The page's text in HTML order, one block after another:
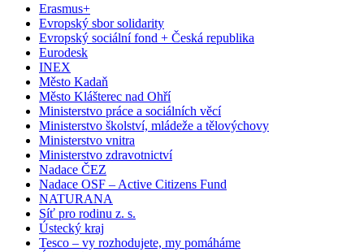
Erasmus+
Evropský sbor solidarity
Evropský sociální fond + Česká republika
Eurodesk
INEX
Město Kadaň
Město Klášterec nad Ohří
Ministerstvo práce a sociálních věcí
Ministerstvo školství, mládeže a tělovýchovy
Ministerstvo vnitra
Ministerstvo zdravotnictví
Nadace ČEZ
Nadace OSF – Active Citizens Fund
NATURANA
Síť pro rodinu z. s.
Ústecký kraj
Tesco – vy rozhodujete, my pomáháme